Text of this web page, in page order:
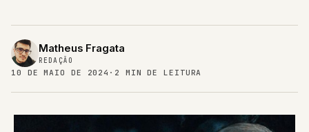
Matheus Fragata
REDAÇÃO
10 DE MAIO DE 2024 · 2 MIN DE LEITURA